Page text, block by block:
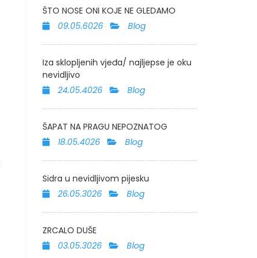
ŠTO NOSE ONI KOJE NE GLEDAMO
09.05.6026
Blog
Iza sklopljenih vjeđa/ najljepse je oku
nevidljivo
24.05.4026
Blog
ŠAPAT NA PRAGU NEPOZNATOG
18.05.4026
Blog
Sidra u nevidljivom pijesku
26.05.3026
Blog
ZRCALO DUŠE
03.05.3026
Blog